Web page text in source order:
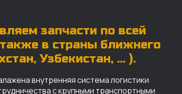
запчасти по всей
в страны ближнего
Узбекистан, … ).
внутренняя система логистики
с крупными транспортными